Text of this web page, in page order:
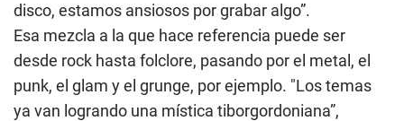
disco, estamos ansiosos por grabar algo”.
Esa mezcla a la que hace referencia puede ser
desde rock hasta folclore, pasando por el metal, el
punk, el glam y el grunge, por ejemplo. "Los temas
ya van logrando una mística tiborgordoniana”,